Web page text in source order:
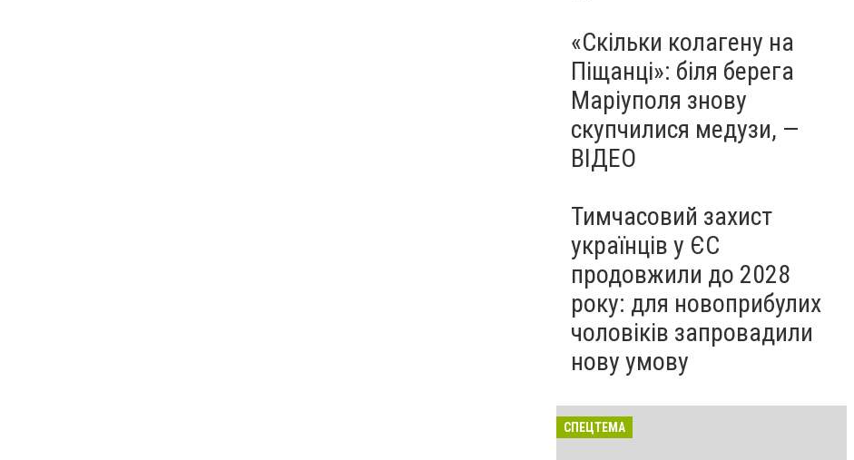
«Скільки колагену на
Піщанці»: біля берега
Маріуполя знову
скупчилися медузи, —
ВІДЕО
Тимчасовий захист
українців у ЄС
продовжили до 2028
року: для новоприбулих
чоловіків запровадили
нову умову
СПЕЦТЕМА